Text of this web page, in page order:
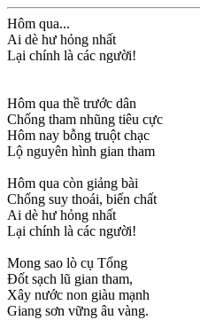
Hôm qua...
Ai dè hư hỏng nhất
Lại chính là các người!
Hôm qua thề trước dân
Chống tham nhũng tiêu cực
Hôm nay bỗng truột chạc
Lộ nguyên hình gian tham
Hôm qua còn giảng bài
Chống suy thoái, biến chất
Ai dè hư hỏng nhất
Lại chính là các người!
Mong sao lò cụ Tổng
Đốt sạch lũ gian tham,
Xây nước non giàu mạnh
Giang sơn vững âu vàng.